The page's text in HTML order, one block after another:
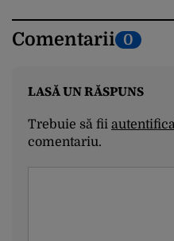
Comentarii 0
LASĂ UN RĂSPUNS
Trebuie să fii
comentariu.